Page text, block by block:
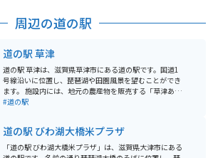
周辺の道の駅
道の駅 草津
道の駅 草津は、滋賀県草津市にある道の駅です。国道1
号線沿いに位置し、琵琶湖や田園風景を望むことができ
ます。 施設内には、地元の農産物を販売する「草津あぐ
りーん」や、近江牛や琵琶湖の幸など地元グルメが堪能
は、琵琶湖周辺のツーリングの拠点としても最適です。
周辺には、琵琶湖博物館や水生植物公園みずの森など、
観光スポットも充実しています。特に、琵琶湖博物館
#道の駅
道の駅 びわ湖大橋米プラザ
「道の駅 びわ湖大橋米プラザ」は、滋賀県大津市にある